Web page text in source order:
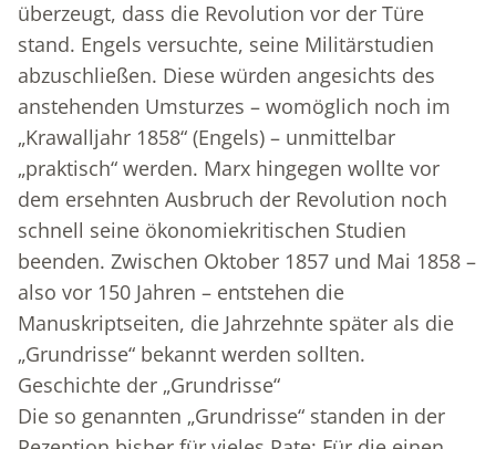
überzeugt, dass die Revolution vor der Türe
stand. Engels versuchte, seine Militärstudien
abzuschließen. Diese würden angesichts des
anstehenden Umsturzes – womöglich noch im
„Krawalljahr 1858“ (Engels) – unmittelbar
„praktisch“ werden. Marx hingegen wollte vor
dem ersehnten Ausbruch der Revolution noch
schnell seine ökonomiekritischen Studien
beenden. Zwischen Oktober 1857 und Mai 1858 –
also vor 150 Jahren – entstehen die
Manuskriptseiten, die Jahrzehnte später als die
„Grundrisse“ bekannt werden sollten.
Geschichte der „Grundrisse“
Die so genannten „Grundrisse“ standen in der